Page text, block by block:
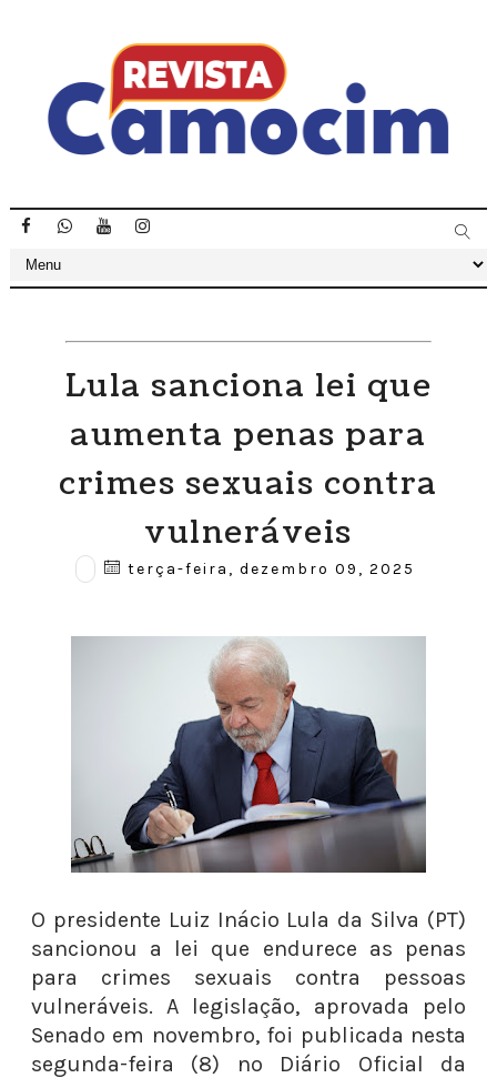
Lula sanciona lei que
aumenta penas para
crimes sexuais contra
vulneráveis
terça-feira, dezembro 09, 2025
O presidente Luiz Inácio Lula da Silva (PT)
sancionou a lei que endurece as penas
para crimes sexuais contra pessoas
vulneráveis. A legislação, aprovada pelo
Senado em novembro, foi publicada nesta
segunda-feira (8) no Diário Oficial da